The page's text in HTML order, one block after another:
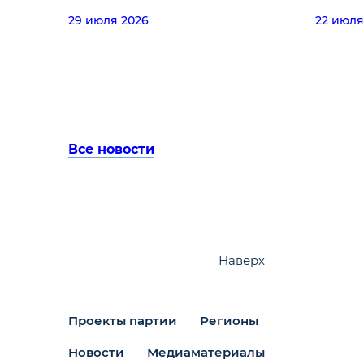
29 июля 2026 22
Все новости
Проекты партии Регионы
Новости Медиаматериалы
Наверх